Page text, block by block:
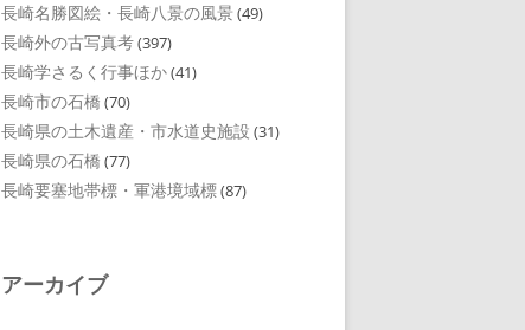
長崎名勝図絵・長崎八景の風景 (49)
長崎外の古写真考(397)
長崎学さるく行事ほか(41)
長崎市の石橋 (70)
長崎県の土木遺産・市水道史施設 (31)
長崎県の石橋 (77)
長崎要塞地帯標・軍港境域標(87)
アーカイブ